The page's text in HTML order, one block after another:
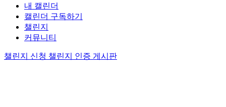
내 캘린더
캘린더 구독하기
챌린지
커뮤니티
챌린지 신청 챌린지 인증 게시판